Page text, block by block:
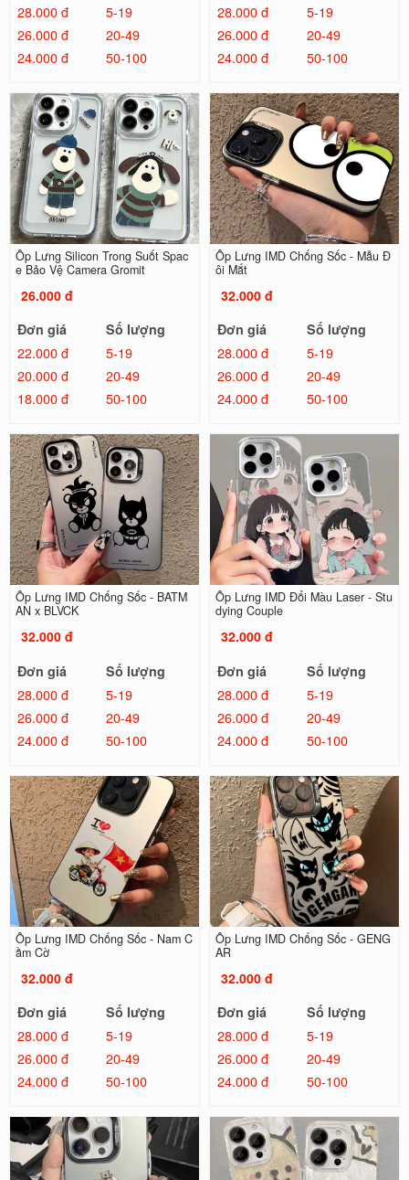
28.000 đ
5-19
26.000 đ
20-49
24.000 đ
50-100
28.000 đ
5-19
26.000 đ
20-49
24.000 đ
50-100
Ốp Lưng Silicon Trong Suốt Spac
e Bảo Vệ Camera Gromit
26.000 đ
Đơn giá
Số lượng
22.000 đ
5-19
20.000 đ
20-49
18.000 đ
50-100
Ốp Lưng IMD Chống Sốc - Mẫu Đ
ôi Mắt
32.000 đ
Đơn giá
Số lượng
28.000 đ
5-19
26.000 đ
20-49
24.000 đ
50-100
Ốp Lưng IMD Chống Sốc - BATM
AN x BLVCK
32.000 đ
Đơn giá
Số lượng
28.000 đ
5-19
26.000 đ
20-49
24.000 đ
50-100
Ốp Lưng IMD Đổi Màu Laser - Stu
dying Couple
32.000 đ
Đơn giá
Số lượng
28.000 đ
5-19
26.000 đ
20-49
24.000 đ
50-100
Ốp Lưng IMD Chống Sốc - Nam C
ầm Cờ
32.000 đ
Đơn giá
Số lượng
28.000 đ
5-19
26.000 đ
20-49
24.000 đ
50-100
Ốp Lưng IMD Chống Sốc - GENG
AR
32.000 đ
Đơn giá
Số lượng
28.000 đ
5-19
26.000 đ
20-49
24.000 đ
50-100